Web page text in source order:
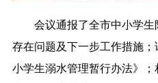
会议通报了全市中小学生
存在问题及下一步工作措施
小学生溺水管理暂行办法》